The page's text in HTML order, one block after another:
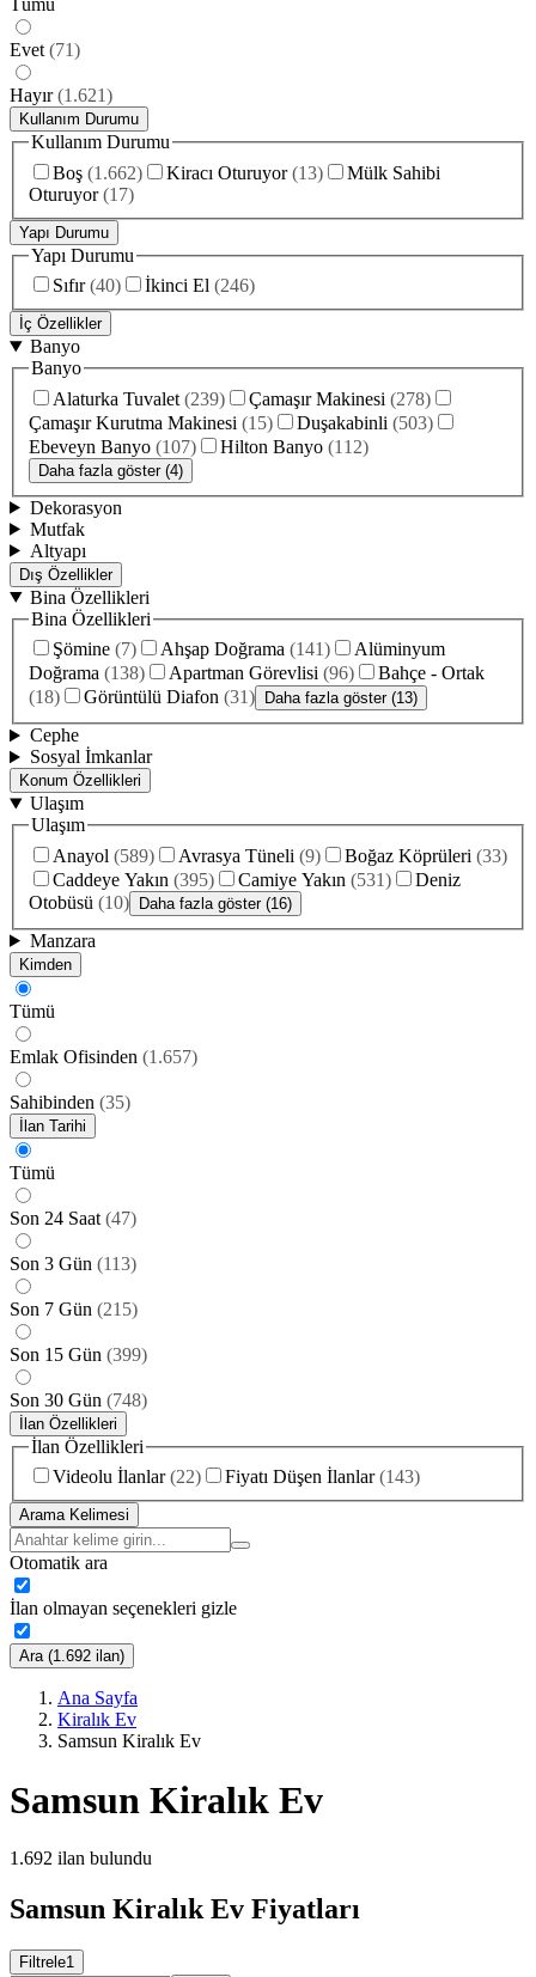
Tümü
Evet (71)
Hayır (1.621)
Kullanım Durumu
Kullanım Durumu
Boş (1.662) Kiracı Oturuyor (13)
Mülk Sahibi
Oturuyor (17)
Yapı Durumu
Yapı Durumu
Sıfır (40) İkinci El (246)
İç Özellikler
Banyo
Banyo
Alaturka Tuvalet (239) Çamaşır Makinesi (278)
Çamaşır Kurutma Makinesi (15) Duşakabinli (503)
Ebeveyn Banyo (107) Hilton Banyo (112)
Daha fazla göster (4)
Dekorasyon
Mutfak
Altyapı
Dış Özellikler
Bina Özellikleri
Bina Özellikleri
Şömine (7) Ahşap Doğrama (141)
Alüminyum
Doğrama (138) Apartman Görevlisi (96)
Bahçe - Ortak
(18) Görüntülü Diafon (31) Daha fazla göster (13)
Cephe
Sosyal İmkanlar
Konum Özellikleri
Ulaşım
Ulaşım
Anayol (589) Avrasya Tüneli (9) Boğaz Köprüleri (33)
Caddeye Yakın (395) Camiye Yakın (531)
Deniz
Otobüsü (10) Daha fazla göster (16)
Manzara
Kimden
Tümü
Emlak Ofisinden (1.657)
Sahibinden (35)
İlan Tarihi
Tümü
Son 24 Saat (47)
Son 3 Gün (113)
Son 7 Gün (215)
Son 15 Gün (399)
Son 30 Gün (748)
İlan Özellikleri
İlan Özellikleri
Videolu İlanlar (22) Fiyatı Düşen İlanlar (143)
Arama Kelimesi
Otomatik ara
İlan olmayan seçenekleri gizle
Ara (1.692 ilan)
Ana Sayfa
Kiralık Ev
Samsun Kiralık Ev
Samsun Kiralık Ev
1.692 ilan bulundu
Samsun Kiralık Ev Fiyatları
Filtrele1